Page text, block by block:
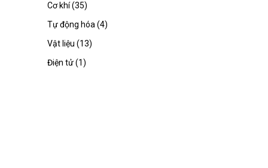
Cơ khí (35)
Tự động hóa (4)
Vật liệu (13)
Điện tử (1)